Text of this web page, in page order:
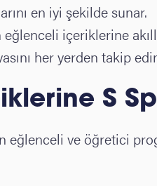
en iyi şekilde sunar.
eğlenceli içeriklerine
her yerden takip
S
eğlenceli ve öğretici